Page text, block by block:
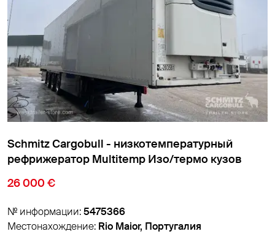
Schmitz Cargobull - низкотемпературный
рефрижератор Cтандарт Изо/термо кузов
18 900 €
№ информации:5459626
Местонахождение: Padborg, Дания